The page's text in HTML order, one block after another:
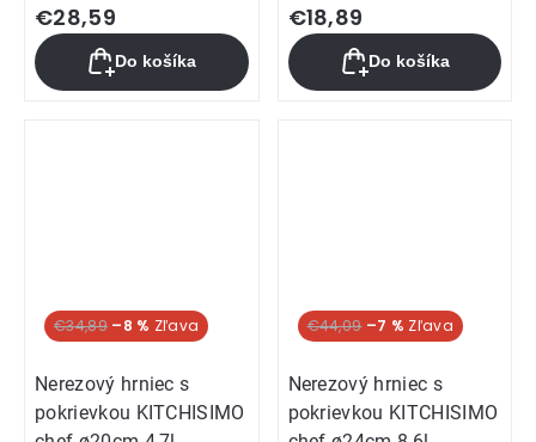
€28,59
Do košíka
€18,89
Do košíka
€34,89 –8 %
Nerezový hrniec s
pokrievkou KITCHISIMO
€44,09 –7 %
Nerezový hrniec s
pokrievkou KITCHISIMO